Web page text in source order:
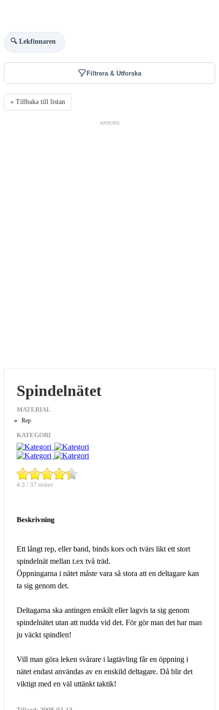
🔍 Lekfinnaren
Filtrera & Utforska
« Tillbaka till listan
ANNONS
Spindelnätet
MATERIAL
Rep
KATEGORI
4.3 / 37 röster
Beskrivning
Ett långt rep, eller band, binds kors och tvärs likt ett stort
spindelnät mellan t.ex två träd.
Öppningarna i nätet måste vara så stora att en deltagare kan
ta sig genom det.
Deltagarna ska antingen enskilt eller lagvis ta sig genom
spindelnätet utan att nudda vid det. För gör man det har man
ju väckt spindlen!
Vill man göra leken svårare i lagtävling får en öppning i
nätet endast användas av en enskild deltagare. Då blir det
viktigt med en väl uttänkt taktik!